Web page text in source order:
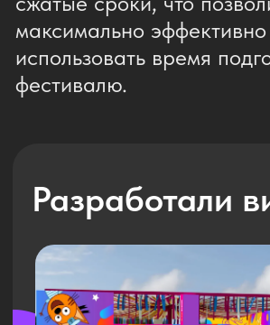
Один из ярких проектов SM —
фотозоны с световыми коробами и
подиумом из черного полистирола.